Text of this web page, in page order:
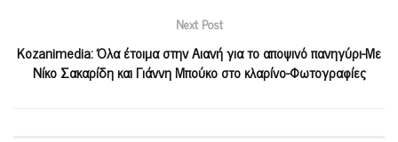
Next Post
Kozanimedia: Όλα έτοιμα στην Αιανή για το αποψινό πανηγύρι-Με
Νίκο Σακαρίδη και Γιάννη Μπούκο στο κλαρίνο-Φωτογραφίες